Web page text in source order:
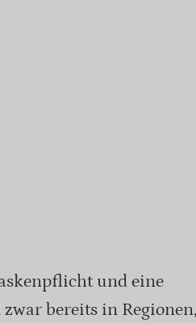
und eine
bereits in